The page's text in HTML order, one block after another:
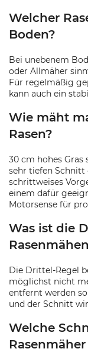
Welcher
Boden?
Bei unebenem
oder Allmäher
Für regelmäßig
kann auch ein
Wie mäht
Rasen?
30 cm hohes
sehr tiefen Schnitt
schrittweises
einem dafür
Motorsense für
Was ist die
Die Drittel-Regel
möglichst nicht
entfernt werden
und der Schnitt
Welche